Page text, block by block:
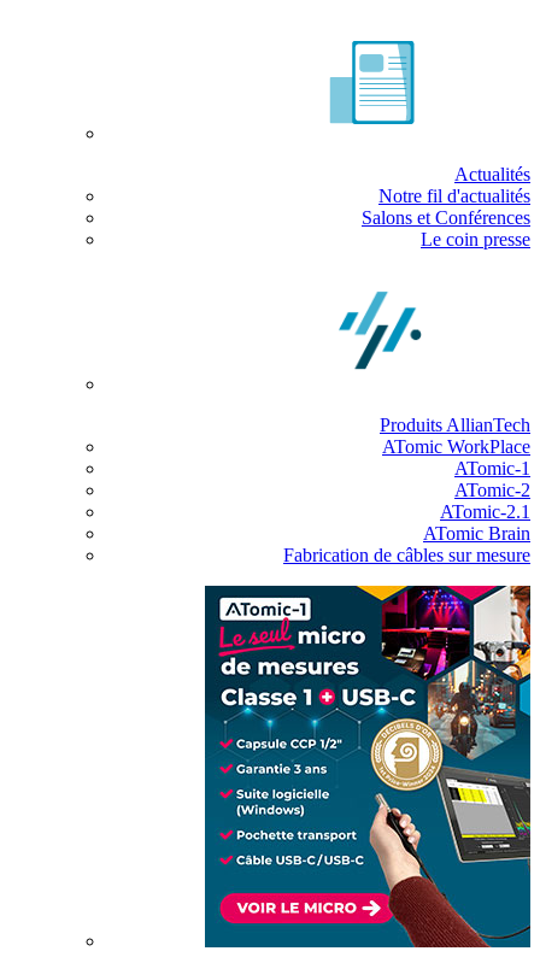
Actualités
Notre fil d'actualités
Salons et Conférences
Le coin presse
Produits AllianTech
ATomic WorkPlace
ATomic-1
ATomic-2
ATomic-2.1
ATomic Brain
Fabrication de câbles sur mesure